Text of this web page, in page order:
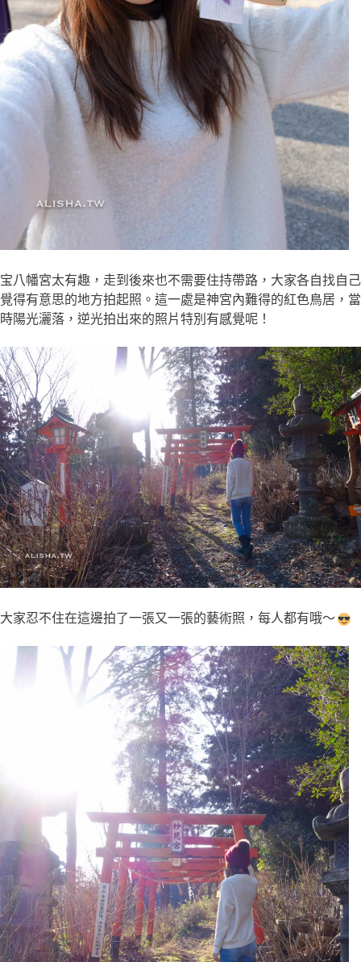
宝八幡宮太有趣，走到後來也不需要住持帶路，大家各自找自己
覺得有意思的地方拍起照。這一處是神宮內難得的紅色鳥居，當
時陽光灑落，逆光拍出來的照片特別有感覺呢！
大家忍不住在這邊拍了一張又一張的藝術照，每人都有哦～